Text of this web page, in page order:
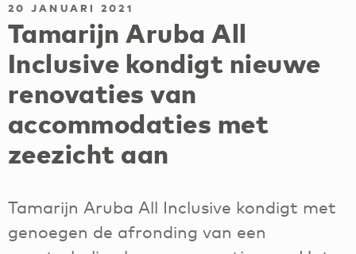
20 JANUARI 2021
Tamarijn Aruba All
Inclusive kondigt nieuwe
renovaties van
accommodaties met
zeezicht aan
Tamarijn Aruba All Inclusive kondigt met
genoegen de afronding van een